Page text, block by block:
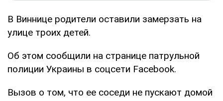
В Виннице родители оставили замерзать на
улице троих детей.
Об этом сообщили на странице патрульной
полиции Украины в соцсети Facebook.
Вызов о том, что ее соседи не пускают домой